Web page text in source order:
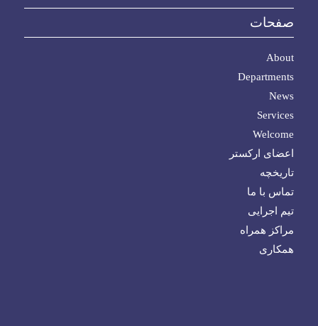
صفحات
About
Departments
News
Services
Welcome
اعضای ارکستر
تاریخچه
تماس با ما
تیم اجرایی
مراکز همراه
همکاری